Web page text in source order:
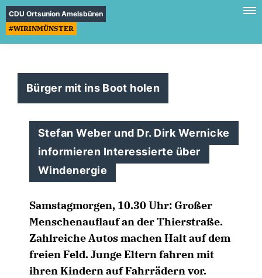
CDU Ortsunion Amelsbüren
#WIRINMÜNSTER
Bürger mit ins Boot holen
Stefan Weber und Dr. Dirk Wernicke
informieren Interessierte über
Windenergie
Samstagmorgen, 10.30 Uhr: Großer
Menschenauflauf an der Thierstraße.
Zahlreiche Autos machen Halt auf dem
freien Feld. Junge Eltern fahren mit
ihren Kindern auf Fahrrädern vor.